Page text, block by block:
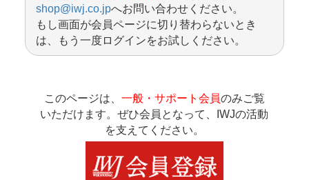
shop@iwj.co.jpへお問い合わせください。
もし画面が会員ページに切り替わらないとき
は、もう一度ログインをお試しください。
このページは、 一般・サポート会員のみご覧
いただけます。ぜひ会員となって、IWJの活動
を支えてください。